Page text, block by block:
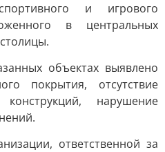
и игрового
в центральных
объектах выявлено
покрытия, отсутствие
нарушение
ответственной за